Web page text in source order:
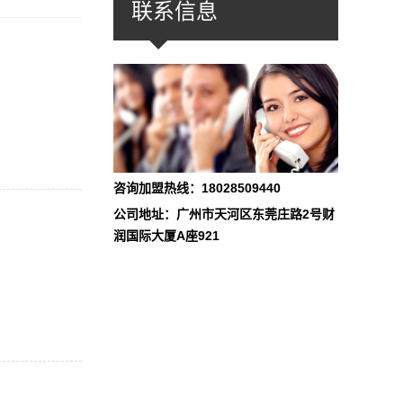
联系信息
咨询加盟热线：18028509440
公司地址：广州市天河区东莞庄路2号财
润国际大厦A座921